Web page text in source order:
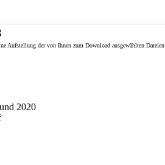
Aufstellung der von Ihnen zum Download ausgewählten Dateien
2020